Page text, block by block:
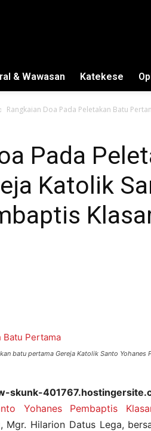
& Wawasan Katekese
Rangkaian Doa Pada Peletakan Batu
Pada
Katolik
batu pertama Gereja Katolik Santo Yohanes
skunk-
Yohanes Pembaptis
Mgr. Hilarion Datus Lega,